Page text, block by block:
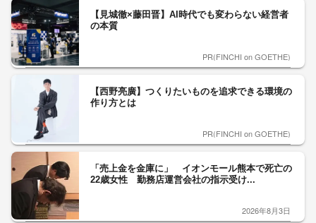
【見城徹×藤田晋】AI時代でも変わらない経営者
の本質
PR(FINCHI on GOETHE)
【西野亮廣】つくりたいものを追求できる環境の
作り方とは
PR(FINCHI on GOETHE)
「売上金を金庫に」 イオンモール熊本で死亡の
22歳女性 勤務店運営会社の指示受け...
2026年8月3日